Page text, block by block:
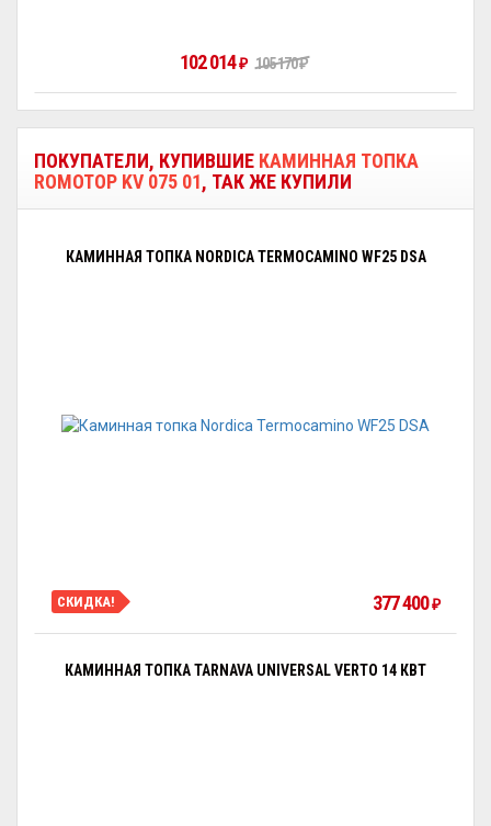
102 014₽ 105 170₽
ПОКУПАТЕЛИ, КУПИВШИЕ КАМИННАЯ ТОПКА
ROMOTOP KV 075 01, ТАК ЖЕ КУПИЛИ
КАМИННАЯ ТОПКА NORDICA TERMOCAMINO WF25 DSA
СКИДКА! 377 400₽
КАМИННАЯ ТОПКА TARNAVA UNIVERSAL VERTO 14 КВТ